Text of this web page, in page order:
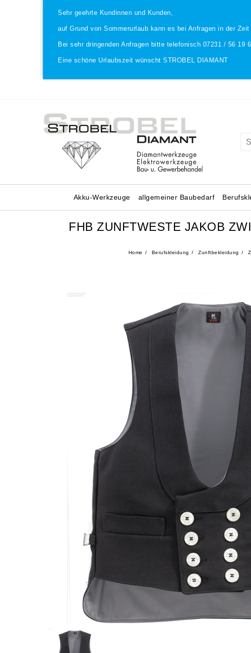
Sehr geehrte Kundinnen und Kunden,
auf Grund von Sommerurlaub kann es bei Anfragen in der
Bei sehr dringenden Anfragen bitte telefonisch 07231 / 56 19
Eine schöne Urlaubszeit wünscht STROBEL DIAMANT
Akku-Werkzeuge allgemeiner Baubedarf
FHB ZUNFTWESTE JAKOB
Home Berufskleidung Zunftbekleidung